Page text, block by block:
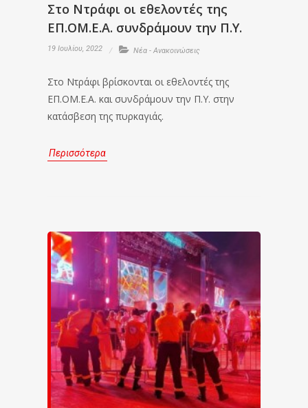
Στο Ντράφι οι εθελοντές της
ΕΠ.ΟΜ.Ε.Α. συνδράμουν την Π.Υ.
19 Ιουλίου, 2022 Νέα - Ανακοινώσεις
Στο Ντράφι βρίσκονται οι εθελοντές της
ΕΠ.ΟΜ.Ε.Α. και συνδράμουν την Π.Υ. στην
κατάσβεση της πυρκαγιάς.
Περισσότερα